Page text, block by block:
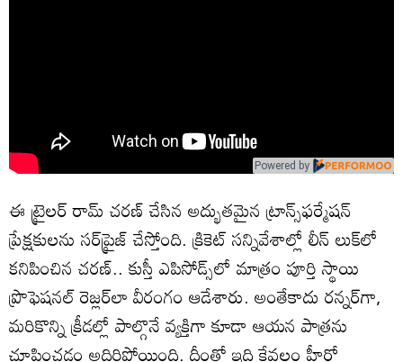
Powered by
ఈ ట్రైలర్ రామ్ చరణ్ చేసిన అద్భుతమైన ట్రాన్స్‌ఫర్మేషన్
ప్రేక్షకులను సర్‌ప్రైజ్ చేస్తోంది. క్రికెట్ సన్నివేశాల్లో లీన్ లుక్‌లో
కనిపించిన చరణ్.. కుస్తీ ఎపిసోడ్స్‌లో మాత్రం పూర్తి స్థాయి
ప్రొఫెషనల్ రెజ్లర్‌లా వీరంగం ఆడేశారు. అంతేకాదు రన్నర్‌గా,
మరికొన్ని క్రీడల్లో పాల్గొనే వ్యక్తిగా కూడా ఆయన పాత్రను
చూపించడం అదిరిపోయింది. దీంతో ఇది కేవలం హీరో